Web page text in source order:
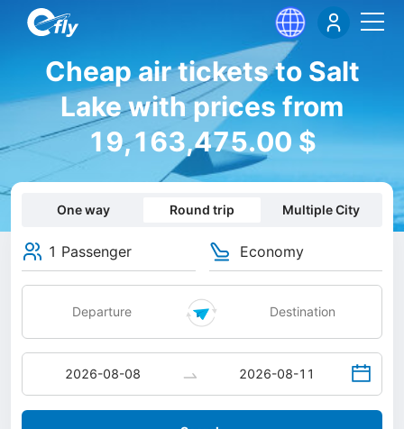
Cheap air tickets to Salt
Lake with prices from
19,163,475.00 $
One way Round trip Multiple City
1 Passenger Economy